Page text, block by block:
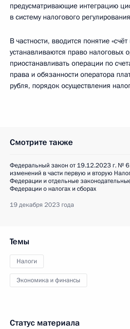
предусматривающие интеграцию
в систему налогового
В частности, вводится понятие
устанавливаются право налоговых
приостанавливать операции по
права и обязанности оператора
рубля, порядок осуществления
Смотрите также
Федеральный закон от 19.12.2023 г. №
изменений в части первую и вторую
Федерации и отдельные
Федерации о налогах и сборах
19 декабря 2023 года
Темы
Налоги
Экономика и финансы
Статус материала